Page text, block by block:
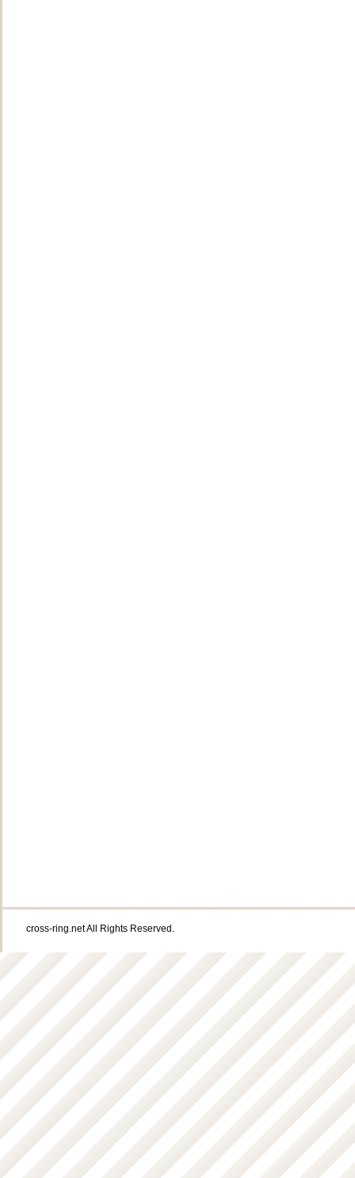
cross-ring.net All Rights Reserved.